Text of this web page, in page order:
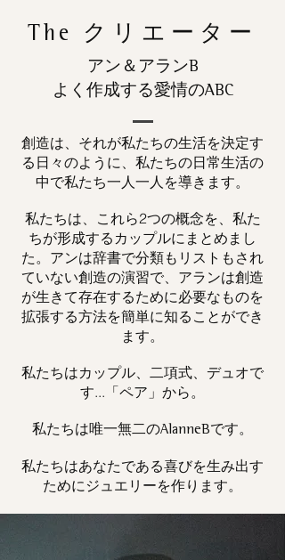
The クリエーター
アン＆アランB
よく作成する愛情のABC
創造は、それが私たちの生活を決定す
る日々のように、私たちの日常生活の
中で私たち一人一人を導きます。
私たちは、これら2つの概念を、私た
ちが形成するカップルにまとめまし
た。アンは辞書で分類もリストもされ
ていない創造の演習で、アランは創造
が生きて存在するために必要なものを
拡張する方法を簡単に知ることができ
ます。
私たちはカップル、二項式、デュオで
す...「ペア」から。
私たちは唯一無二のAlanneBです。
私たちはあなたである喜びを生み出す
ためにジュエリーを作ります。